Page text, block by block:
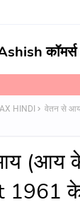
HINDI
वेतन से
(आय
1961 के